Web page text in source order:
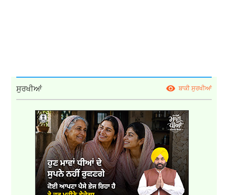
ਸੁਰਖੀਆਂ ਬਾਕੀ ਸੁਰਖੀਆਂ